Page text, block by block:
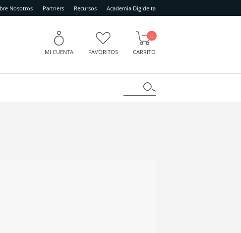
Nosotros Partners Recursos Academia Digidelta
MI CUENTA FAVORITOS CARRITO
0